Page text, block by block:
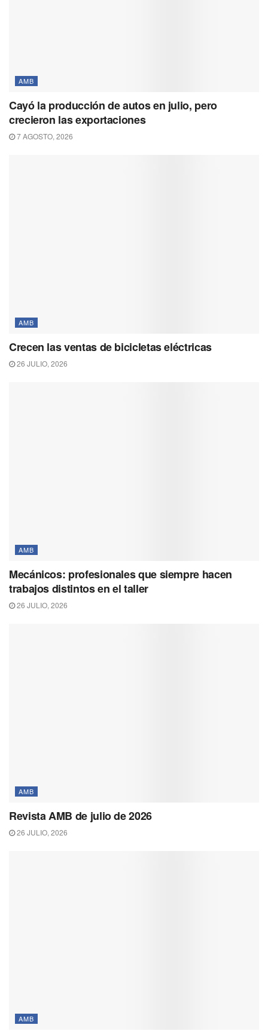
AMB
Cayó la producción de autos en julio, pero
crecieron las exportaciones
7 AGOSTO, 2026
AMB
Crecen las ventas de bicicletas eléctricas
26 JULIO, 2026
AMB
Mecánicos: profesionales que siempre hacen
trabajos distintos en el taller
26 JULIO, 2026
AMB
Revista AMB de julio de 2026
26 JULIO, 2026
AMB